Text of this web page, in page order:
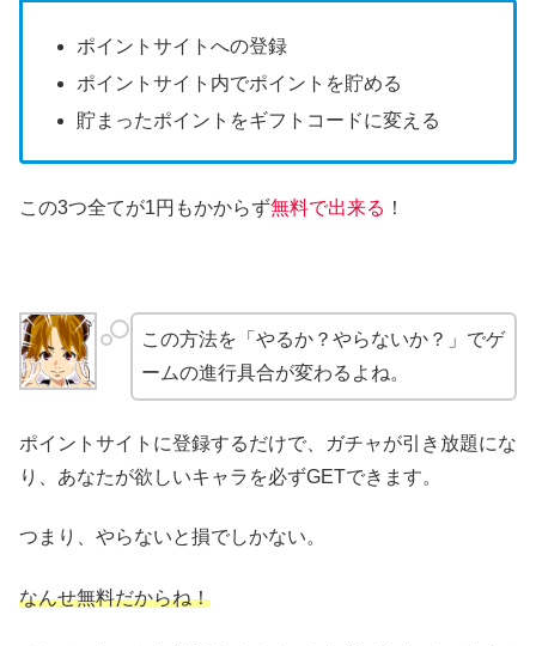
ポイントサイトへの登録
ポイントサイト内でポイントを貯める
貯まったポイントをギフトコードに変える
この3つ全てが1円もかからず無料で出来る ！
この方法を「やるか？やらないか？」でゲ
ームの進行具合が変わるよね。
ポイントサイトに登録するだけで、ガチャが引き放題にな
り、あなたが欲しいキャラを必ずGETできます。
つまり、やらないと損でしかない。
なんせ無料だからね！